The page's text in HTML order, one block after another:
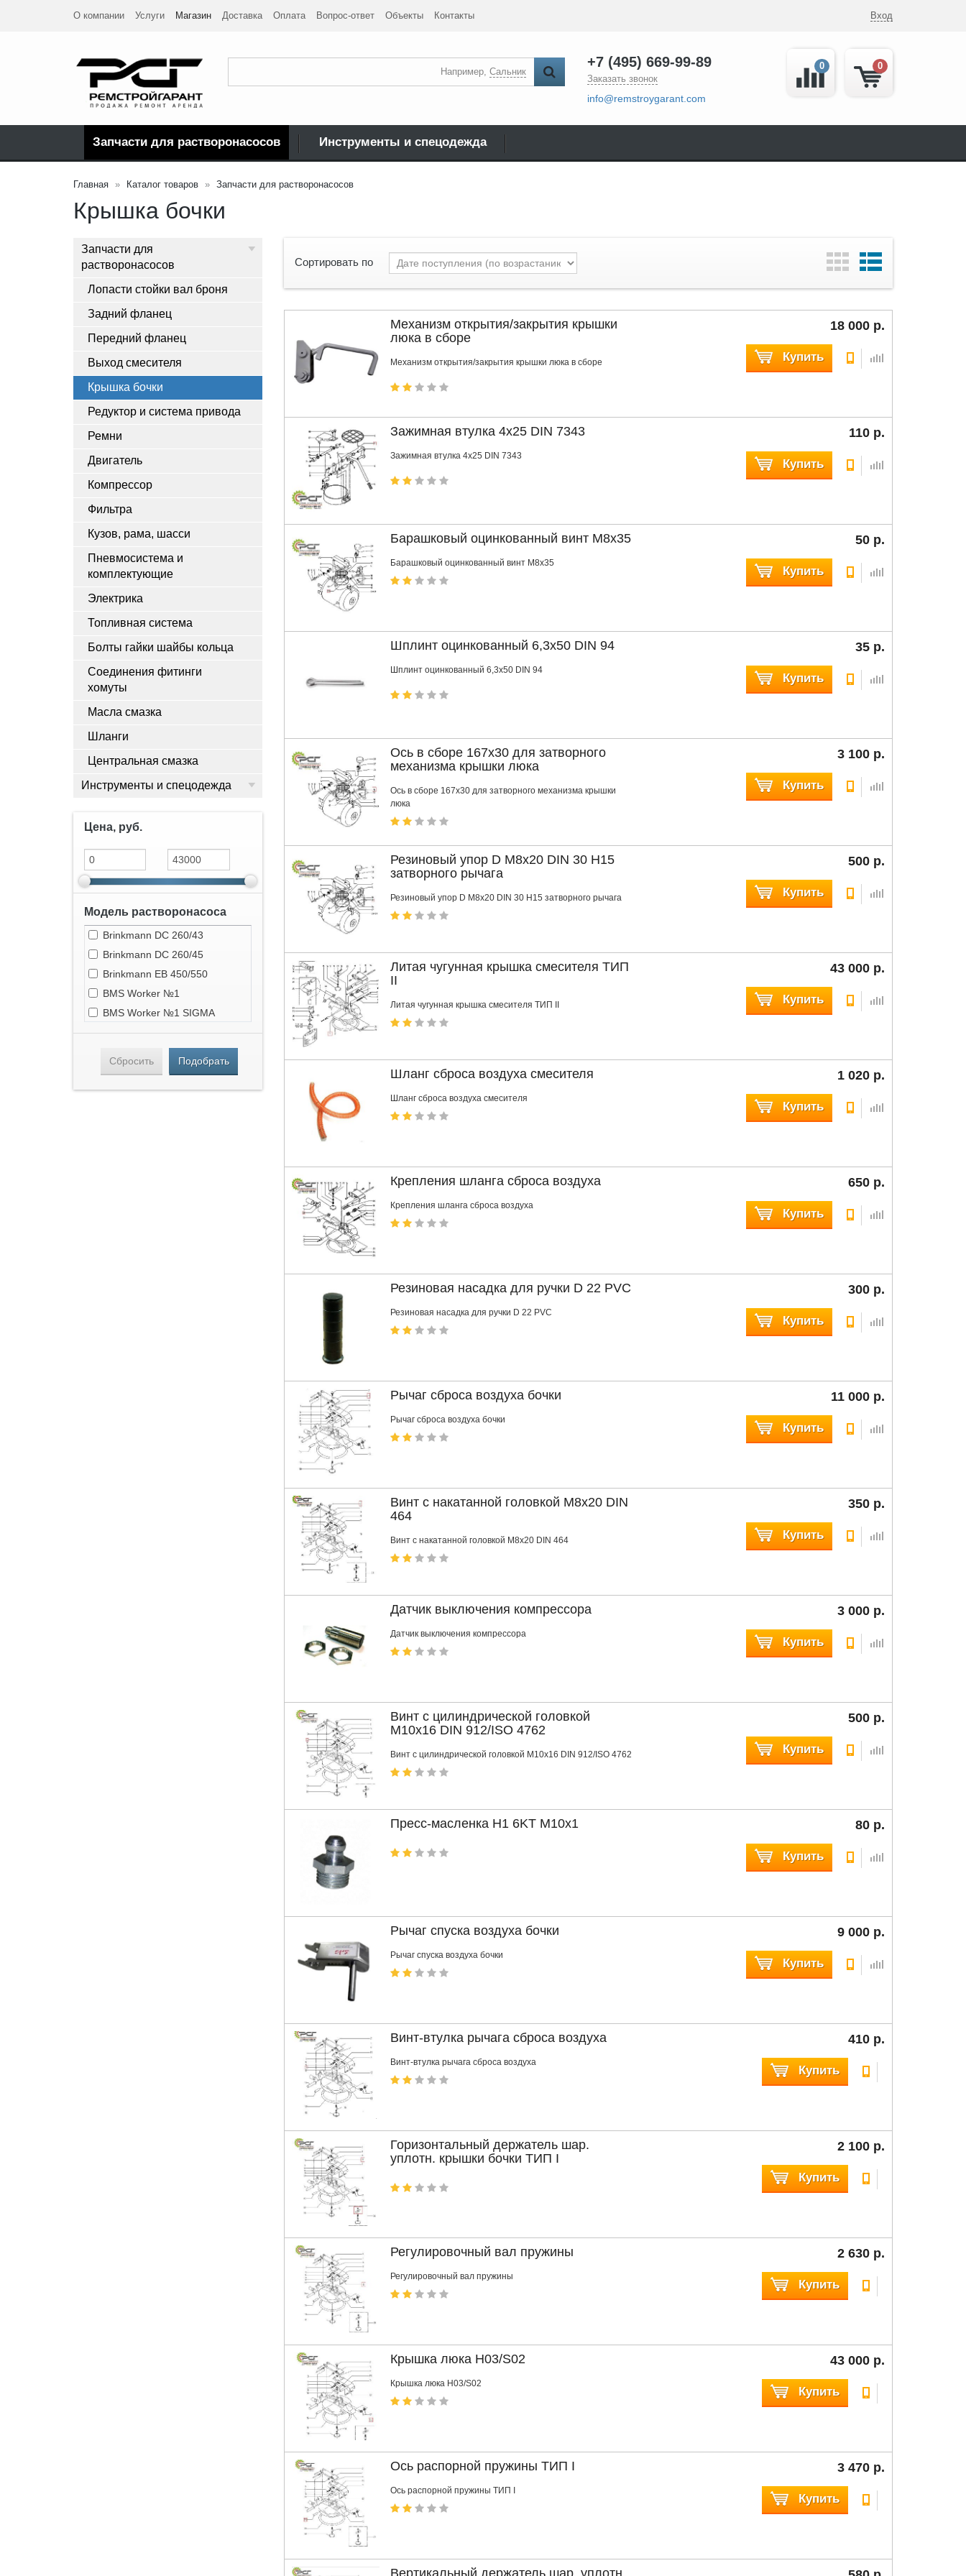
О компании Услуги Магазин Доставка Оплата Вопрос-ответ Объекты Контакты Вход
Например, Сальник
+7 (495) 669-99-89
Заказать звонок
info@remstroygarant.com
0
0
Запчасти для растворонасосов Инструменты и спецодежда
Главная Каталог товаров Запчасти для растворонасосов
Крышка бочки
Запчасти для
растворонасосов
Лопасти стойки вал броня
Задний фланец
Передний фланец
Выход смесителя
Крышка бочки
Редуктор и система привода
Ремни
Двигатель
Компрессор
Фильтра
Кузов, рама, шасси
Пневмосистема и
комплектующие
Электрика
Топливная система
Болты гайки шайбы кольца
Соединения фитинги
хомуты
Масла смазка
Шланги
Центральная смазка
Инструменты и спецодежда
Цена, руб.
Модель растворонасоса
Brinkmann DC 260/43
Brinkmann DC 260/45
Brinkmann EB 450/550
BMS Worker №1
BMS Worker №1 SIGMA
BMS Alpha Z3
Estromat 260 DS5-3R
Estromat 260 DS4-3R
Pneumix PX 500
Сбросить Подобрать
Сортировать по
Механизм открытия/закрытия крышки
люка в сборе
Механизм открытия/закрытия крышки люка в сборе
18 000 р.
Купить
Зажимная втулка 4x25 DIN 7343
Зажимная втулка 4x25 DIN 7343
110 р.
Купить
Барашковый оцинкованный винт М8x35
Барашковый оцинкованный винт М8x35
50 р.
Купить
Шплинт оцинкованный 6,3x50 DIN 94
Шплинт оцинкованный 6,3x50 DIN 94
35 р.
Купить
Ось в сборе 167x30 для затворного
механизма крышки люка
Ось в сборе 167x30 для затворного механизма крышки
люка
3 100 р.
Купить
Резиновый упор D M8x20 DIN 30 H15
затворного рычага
Резиновый упор D M8x20 DIN 30 H15 затворного рычага
500 р.
Купить
Литая чугунная крышка смесителя ТИП
II
Литая чугунная крышка смесителя ТИП II
43 000 р.
Купить
Шланг сброса воздуха смесителя
Шланг сброса воздуха смесителя
1 020 р.
Купить
Крепления шланга сброса воздуха
Крепления шланга сброса воздуха
650 р.
Купить
Резиновая насадка для ручки D 22 PVC
Резиновая насадка для ручки D 22 PVC
300 р.
Купить
Рычаг сброса воздуха бочки
Рычаг сброса воздуха бочки
11 000 р.
Купить
Винт с накатанной головкой M8x20 DIN
464
Винт с накатанной головкой M8x20 DIN 464
350 р.
Купить
Датчик выключения компрессора
Датчик выключения компрессора
3 000 р.
Купить
Винт с цилиндрической головкой
M10x16 DIN 912/ISO 4762
Винт с цилиндрической головкой M10x16 DIN 912/ISO 4762
500 р.
Купить
Пресс-масленка H1 6KT M10x1 80 р.
Купить
Рычаг спуска воздуха бочки
Рычаг спуска воздуха бочки
9 000 р.
Купить
Винт-втулка рычага сброса воздуха
Винт-втулка рычага сброса воздуха
410 р.
Купить
Горизонтальный держатель шар.
уплотн. крышки бочки ТИП I
2 100 р.
Купить
Регулировочный вал пружины
Регулировочный вал пружины
2 630 р.
Купить
Крышка люка H03/S02
Крышка люка H03/S02
43 000 р.
Купить
Ось распорной пружины ТИП I
Ось распорной пружины ТИП I
3 470 р.
Купить
Вертикальный держатель шар. уплотн.